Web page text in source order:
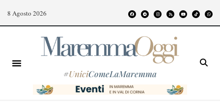
8 Agosto 2026
#UniciComeLaMaremma